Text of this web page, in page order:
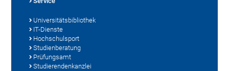
Universitätsbibliothek
IT-Dienste
Hochschulsport
Studienberatung
Prüfungsamt
Studierendenkanzlei